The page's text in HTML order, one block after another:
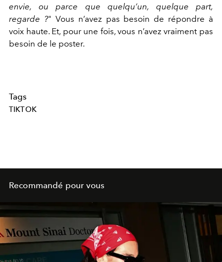
envie, ou parce que quelqu’un, quelque part,
regarde ?" Vous n’avez pas besoin de répondre à
voix haute. Et, pour une fois, vous n’avez vraiment pas
besoin de le poster.
Tags
TIKTOK
Recommandé pour vous